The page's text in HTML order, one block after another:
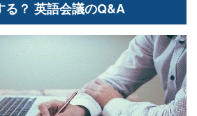
る？ 英語会議のQ&A